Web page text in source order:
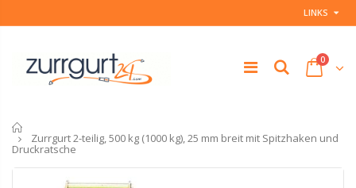
LINKS
0
Zurrgurt 2-teilig, 500 kg (1000 kg), 25 mm breit mit Spitzhaken und
Druckratsche